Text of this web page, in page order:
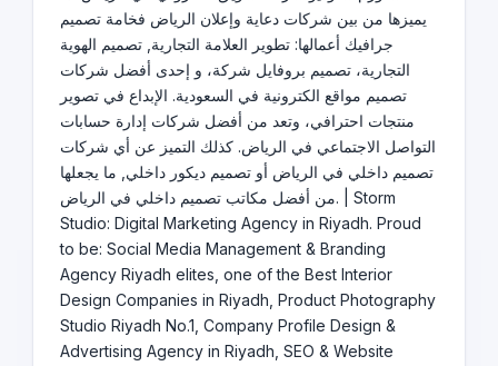
يميزها من بين شركات دعاية وإعلان الرياض فخامة تصميم
جرافيك أعمالها: تطوير العلامة التجارية, تصميم الهوية
التجارية، تصميم بروفايل شركة، و إحدى أفضل شركات
تصميم مواقع الكترونية في السعودية. الإبداع في تصوير
منتجات احترافي، وتعد من أفضل شركات إدارة حسابات
التواصل الاجتماعي في الرياض. كذلك التميز عن أي شركات
تصميم داخلي في الرياض أو تصميم ديكور داخلي, ما يجعلها
من أفضل مكاتب تصميم داخلي في الرياض. | Storm
Studio: Digital Marketing Agency in Riyadh. Proud
to be: Social Media Management & Branding
Agency Riyadh elites, one of the Best Interior
Design Companies in Riyadh, Product Photography
Studio Riyadh No.1, Company Profile Design &
Advertising Agency in Riyadh, SEO & Website